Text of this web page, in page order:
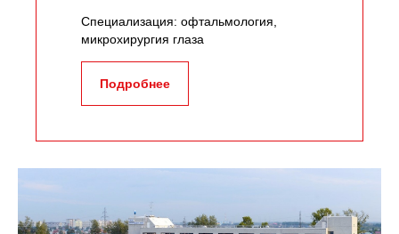
Специализация: офтальмология,
микрохирургия глаза
Подробнее